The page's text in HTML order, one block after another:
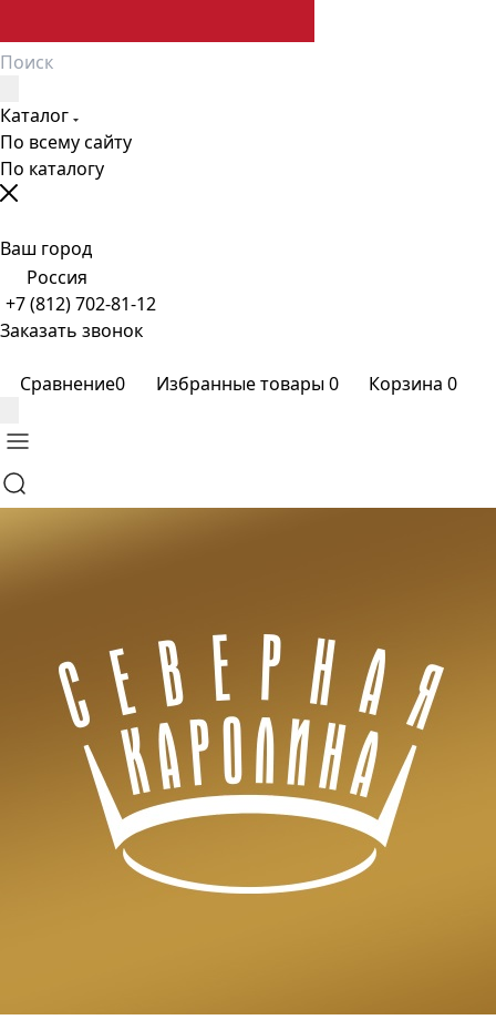
Каталог
По всему сайту
По каталогу
Ваш город
Россия
+7 (812) 702-81-12
Заказать звонок
Сравнение0 Избранные товары0 Корзина 0